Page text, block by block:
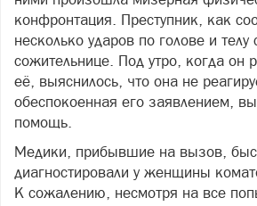
конфронтация. Преступник, как
несколько ударов по голове и телу
сожительнице. Под утро, когда он
её, выяснилось, что она не
обеспокоенная его заявлением,
помощь.
Медики, прибывшие на вызов,
диагностировали у женщины
К сожалению, несмотря на все